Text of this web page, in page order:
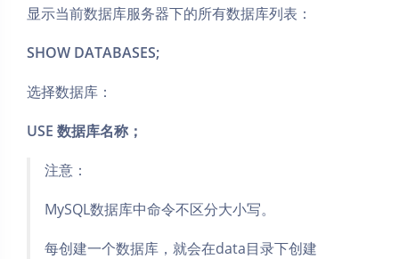
显示当前数据库服务器下的所有数据库列表：
SHOW DATABASES;
选择数据库：
USE 数据库名称；
注意：
MySQL数据库中命令不区分大小写。
每创建一个数据库，就会在data目录下创建